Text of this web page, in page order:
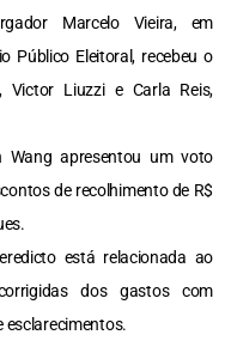
Marcelo Vieira, em
Público Eleitoral, recebeu o
Victor Liuzzi e Carla Reis,
Wang apresentou um voto
de recolhimento de R$
está relacionada ao
dos gastos com
esclarecimentos.